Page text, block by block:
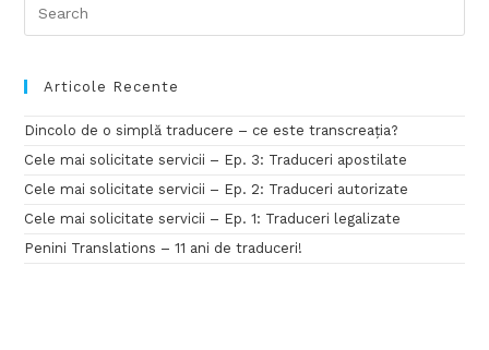
Articole Recente
Dincolo de o simplă traducere – ce este transcreația?
Cele mai solicitate servicii – Ep. 3: Traduceri apostilate
Cele mai solicitate servicii – Ep. 2: Traduceri autorizate
Cele mai solicitate servicii – Ep. 1: Traduceri legalizate
Penini Translations – 11 ani de traduceri!